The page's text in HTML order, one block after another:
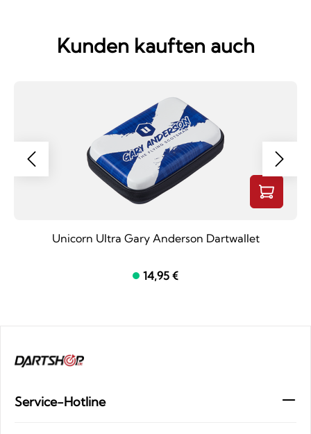
Kunden kauften auch
Unicorn Ultra Gary Anderson Dartwallet
14,95 €
Service-Hotline